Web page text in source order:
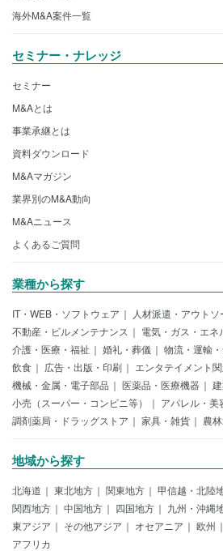
海外M&A案件一覧
セミナー・ナレッジ
セミナー
M&Aとは
事業承継とは
資料ダウンロード
M&Aマガジン
業界別のM&A動向
M&Aニュース
よくあるご質問
業種から探す
IT・WEB・ソフトウェア 人材派遣・アウト
不動産・ビルメンテナンス
電気・ガス・エネ
介護・医療・福祉
婚礼・葬儀 物流・運輸
飲食
広告・出版・印刷 エンタテイメント
機械・金属・電子部品
医薬品・医療機器
小売（スーパー・コンビニ等）
アパレル・美
調剤薬局・ドラッグストア
家具・雑貨 農
地域から探す
北海道 東北地方 関東地方 甲信越・北陸
関西地方
中国地方 四国地方 九州・沖縄
東アジア
その他アジア オセアニア 欧州
アフリカ